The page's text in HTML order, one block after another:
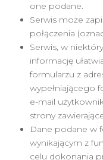
one podane.
Serwis może
połączenia
Serwis, w
informację
formularzu z
wypełniającego
e-mail
strony
Dane podane w
wynikającym z
celu dokonania